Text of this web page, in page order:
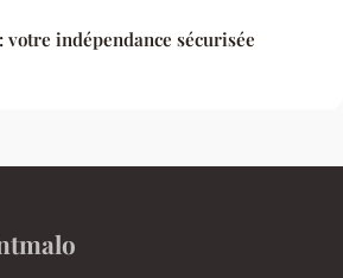
votre indépendance sécurisée